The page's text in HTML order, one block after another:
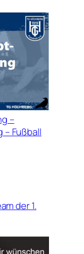
–
– Fußball
der 1.